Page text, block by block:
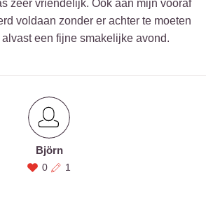
zeer vriendelijk. Ook aan mijn vooraf
voldaan zonder er achter te moeten
een fijne smakelijke avond.
Björn
0 1